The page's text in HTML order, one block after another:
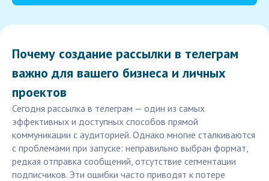
Почему создание рассылки в телеграм
важно для вашего бизнеса и личных
проектов
Сегодня рассылка в телеграм — один из самых
эффективных и доступных способов прямой
коммуникации с аудиторией. Однако многие сталкиваются
с проблемами при запуске: неправильно выбран формат,
редкая отправка сообщений, отсутствие сегментации
подписчиков. Эти ошибки часто приводят к потере